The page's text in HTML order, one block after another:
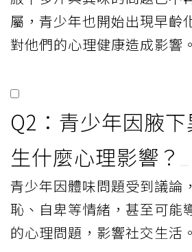
屬，青少年也開始出現早齡
對他們的心理健康造成影響。
Q2：青少年因腋
生什麼心理影響？
青少年因體味問題受到議論
恥、自卑等情緒，甚至可能
的心理問題，影響社交生活。